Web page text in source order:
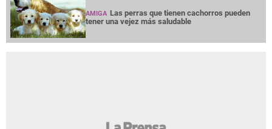
AMIGA Las perras que tienen cachorros pueden
tener una vejez más saludable